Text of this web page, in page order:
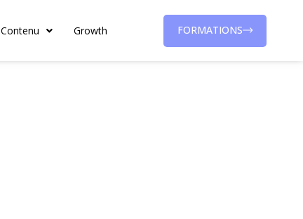
Contenu Growth FORMATIONS